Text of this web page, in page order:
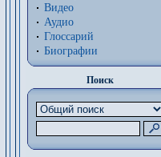
Видео
Аудио
Глоссарий
Биографии
Поиск